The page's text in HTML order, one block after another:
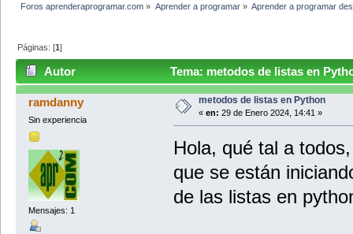
Foros aprenderaprogramar.com » Aprender a programar» Aprender a programar
Páginas: [1]
Autor Tema: metodos de listas en
ramdanny
Sin experiencia
Mensajes: 1
metodos de listas en Python
« en: 29 de Enero 2024, 14:41 »
Hola, qué tal a
que se están
de las listas en